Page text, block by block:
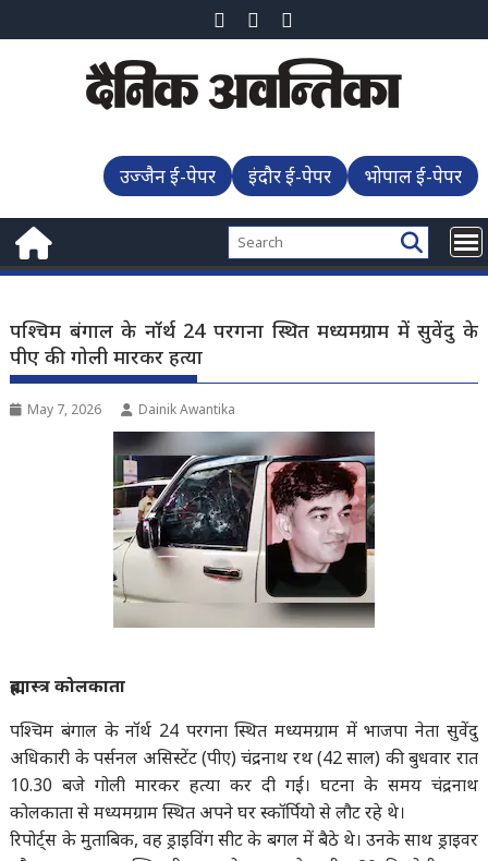
to
उज्जैन ई-पेपर इंदौर ई-पेपर भोपाल ई-पेपर
पश्चिम बंगाल के नॉर्थ 24 परगना स्थित मध्यमग्राम में सुवेंदु के
पीए की गोली मारकर हत्या
May 7, 2026 Dainik Awantika
ब्रह्मास्त्र कोलकाता
पश्चिम बंगाल के नॉर्थ 24 परगना स्थित मध्यमग्राम में भाजपा नेता सुवेंदु
अधिकारी के पर्सनल असिस्टेंट (पीए) चंद्रनाथ रथ (42 साल) की बुधवार रात
10.30 बजे गोली मारकर हत्या कर दी गई। घटना के समय चंद्रनाथ
कोलकाता से मध्यमग्राम स्थित अपने घर स्कॉर्पियो से लौट रहे थे।
रिपोर्ट्स के मुताबिक, वह ड्राइविंग सीट के बगल में बैठे थे। उनके साथ ड्राइवर